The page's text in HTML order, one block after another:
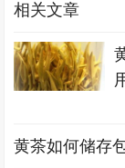
相关文章
黄茶如何储存